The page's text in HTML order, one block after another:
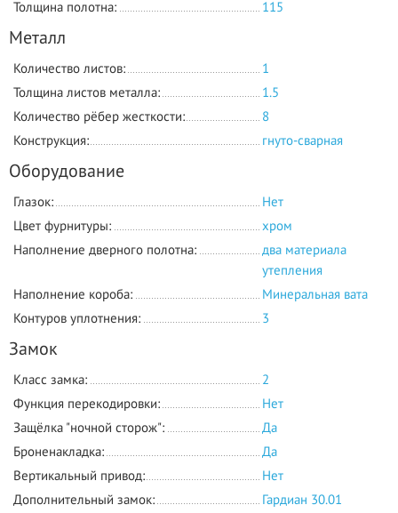
Толщина полотна: 115
Металл
Количество листов:
1
Толщина листов металла:
1.5
Количество рёбер жесткости:
8
Конструкция:
гнуто-сварная
Оборудование
Глазок:
Нет
Цвет фурнитуры:
хром
Наполнение дверного полотна:
два материала
утепления
Наполнение короба:
Минеральная вата
Контуров уплотнения:
3
Замок
Класс замка:
2
Функция перекодировки:
Нет
Защёлка "ночной сторож":
Да
Броненакладка:
Да
Вертикальный привод:
Нет
Дополнительный замок:
Гардиан 30.01